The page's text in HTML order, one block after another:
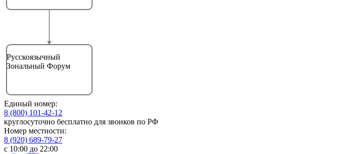
Русскоязычный
Зональный Форум
Единый номер:
8 (800) 101-42-12
круглосуточно бесплатно для звонков по РФ
Номер местности:
8 (920) 689-79-27
с 10:00 до 22:00